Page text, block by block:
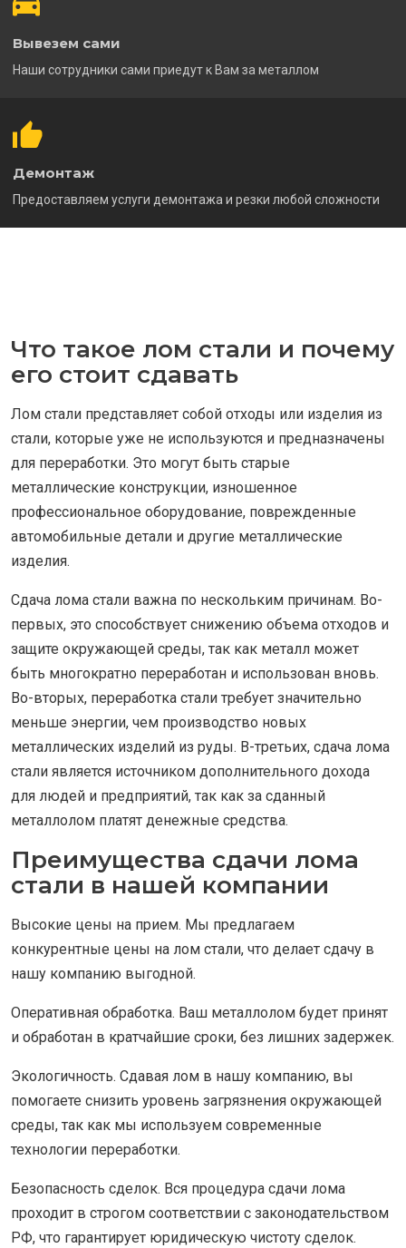
Вывезем сами
Наши сотрудники сами приедут к Вам за металлом
Демонтаж
Предоставляем услуги демонтажа и резки любой сложности
Что такое лом стали и почему
его стоит сдавать
Лом стали представляет собой отходы или изделия из
стали, которые уже не используются и предназначены
для переработки. Это могут быть старые
металлические конструкции, изношенное
профессиональное оборудование, поврежденные
автомобильные детали и другие металлические
изделия.
Сдача лома стали важна по нескольким причинам. Во-
первых, это способствует снижению объема отходов и
защите окружающей среды, так как металл может
быть многократно переработан и использован вновь.
Во-вторых, переработка стали требует значительно
меньше энергии, чем производство новых
металлических изделий из руды. В-третьих, сдача лома
стали является источником дополнительного дохода
для людей и предприятий, так как за сданный
металлолом платят денежные средства.
Преимущества сдачи лома
стали в нашей компании
Высокие цены на прием. Мы предлагаем
конкурентные цены на лом стали, что делает сдачу в
нашу компанию выгодной.
Оперативная обработка. Ваш металлолом будет принят
и обработан в кратчайшие сроки, без лишних задержек.
Экологичность. Сдавая лом в нашу компанию, вы
помогаете снизить уровень загрязнения окружающей
среды, так как мы используем современные
технологии переработки.
Безопасность сделок. Вся процедура сдачи лома
проходит в строгом соответствии с законодательством
РФ, что гарантирует юридическую чистоту сделок.